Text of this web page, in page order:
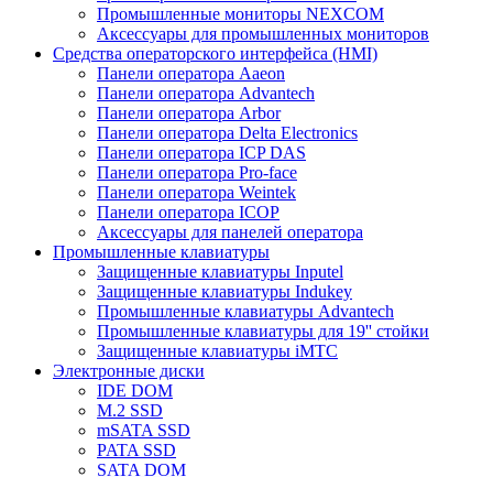
Промышленные мониторы NEXCOM
Аксессуары для промышленных мониторов
Средства операторского интерфейса (HMI)
Панели оператора Aaeon
Панели оператора Advantech
Панели оператора Arbor
Панели оператора Delta Electronics
Панели оператора ICP DAS
Панели оператора Pro-face
Панели оператора Weintek
Панели оператора ICOP
Аксессуары для панелей оператора
Промышленные клавиатуры
Защищенные клавиатуры Inputel
Защищенные клавиатуры Indukey
Промышленные клавиатуры Advantech
Промышленные клавиатуры для 19'' стойки
Защищенные клавиатуры iMTC
Электронные диски
IDE DOM
M.2 SSD
mSATA SSD
PATA SSD
SATA DOM